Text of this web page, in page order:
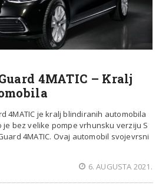
4MATIC – Kralj
4MATIC je kralj blindiranih automobila
bez velike pompe vrhunsku verziju S
4MATIC. Ovaj automobil svojevrsni
6. AUGUSTA 2021.